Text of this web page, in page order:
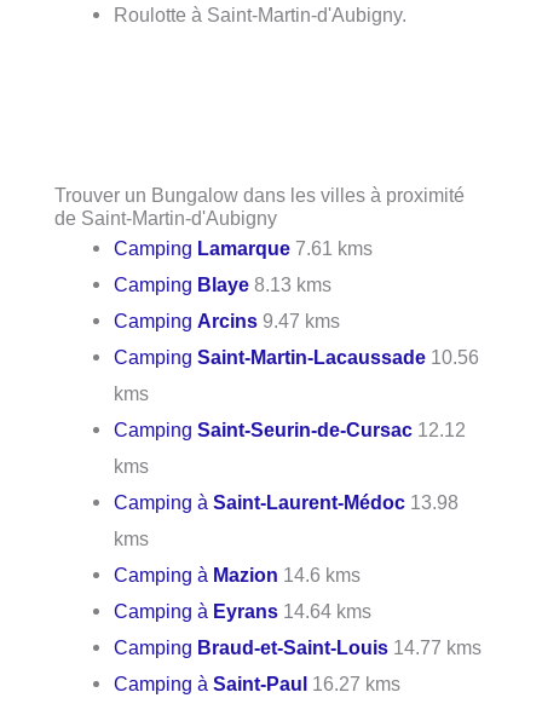
Roulotte à Saint-Martin-d'Aubigny.
Trouver un Bungalow dans les villes à proximité
de Saint-Martin-d'Aubigny
Camping Lamarque 7.61 kms
Camping Blaye 8.13 kms
CampingArcins 9.47 kms
CampingSaint-Martin-Lacaussade 10.56
kms
CampingSaint-Seurin-de-Cursac 12.12
kms
Camping àSaint-Laurent-Médoc 13.98
kms
Camping à Mazion 14.6 kms
Camping à Eyrans 14.64 kms
Camping Braud-et-Saint-Louis 14.77 kms
Camping àSaint-Paul 16.27 kms